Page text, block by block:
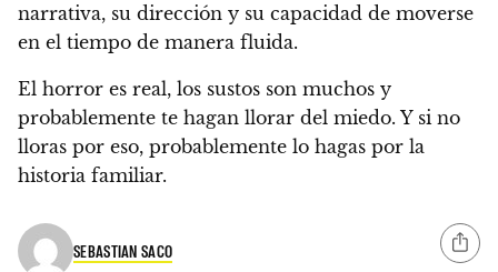
narrativa, su dirección y su capacidad de moverse
en el tiempo de manera fluida.
El horror es real, los sustos son muchos y
probablemente te hagan llorar del miedo. Y si no
lloras por eso, probablemente lo hagas por la
historia familiar.
SEBASTIAN SACO